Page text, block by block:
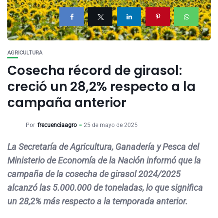
AGRICULTURA
Cosecha récord de girasol:
creció un 28,2% respecto a la
campaña anterior
Por frecuenciaagro 25 de mayo de 2025
La Secretaría de Agricultura, Ganadería y Pesca del
Ministerio de Economía de la Nación informó que la
campaña de la cosecha de girasol 2024/2025
alcanzó las 5.000.000 de toneladas, lo que significa
un 28,2% más respecto a la temporada anterior.